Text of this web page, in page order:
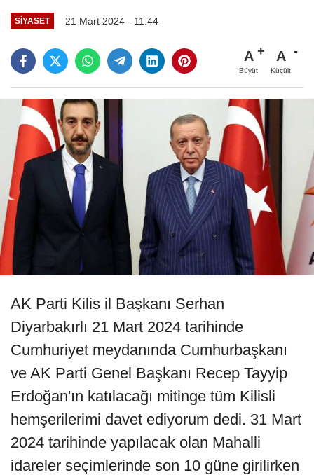
SIYASET 21 Mart 2024 - 11:44
A
Büyüt
A
Küçült
AK Parti Kilis il Başkanı Serhan
Diyarbakırlı 21 Mart 2024 tarihinde
Cumhuriyet meydanında Cumhurbaşkanı
ve AK Parti Genel Başkanı Recep Tayyip
Erdoğan'ın katılacağı mitinge tüm Kilisli
hemşerilerimi davet ediyorum dedi. 31 Mart
2024 tarihinde yapılacak olan Mahalli
idareler seçimlerinde son 10 güne girilirken